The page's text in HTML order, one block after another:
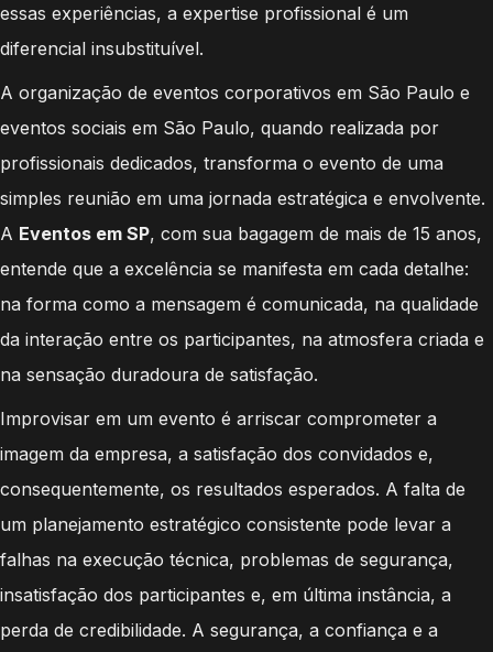
essas experiências, a expertise profissional é um
diferencial insubstituível.
A organização de eventos corporativos em São Paulo e
eventos sociais em São Paulo, quando realizada por
profissionais dedicados, transforma o evento de uma
simples reunião em uma jornada estratégica e envolvente.
A Eventos em SP, com sua bagagem de mais de 15 anos,
entende que a excelência se manifesta em cada detalhe:
na forma como a mensagem é comunicada, na qualidade
da interação entre os participantes, na atmosfera criada e
na sensação duradoura de satisfação.
Improvisar em um evento é arriscar comprometer a
imagem da empresa, a satisfação dos convidados e,
consequentemente, os resultados esperados. A falta de
um planejamento estratégico consistente pode levar a
falhas na execução técnica, problemas de segurança,
insatisfação dos participantes e, em última instância, a
perda de credibilidade. A segurança, a confiança e a